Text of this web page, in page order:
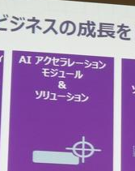
IHSアナリスト「未来展望」
「英語に愛されないエンジニ